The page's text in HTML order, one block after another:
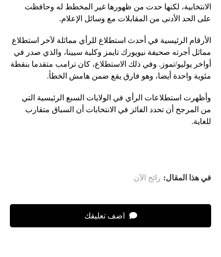
الانتخابية، لكنها حدت من ظهورها غير المخطط له وحافظت
على الحد الأدنى من المقابلات مع وسائل الإعلام.
الأرقام الرئيسية في أحدث استطلاع للرأي مماثلة لآخر استطلاع
مماثل أجرته صحيفة نيويورك تايمز وكلية سيينا، والذي صدر في
أواخر يوليو/تموز. وفي ذلك الاستطلاع، كان ترامب متقدما بنقطة
مئوية واحدة أيضا، وهو فارق يقع ضمن هامش الخطأ.
وأظهرت استطلاعات الرأي في الولايات السبع الرئيسية التي
من المرجح أن تحدد الفائز في الانتخابات أن السباق متقارب
للغاية.
في هذا المقال: رائج الآن
اضف تعليقك